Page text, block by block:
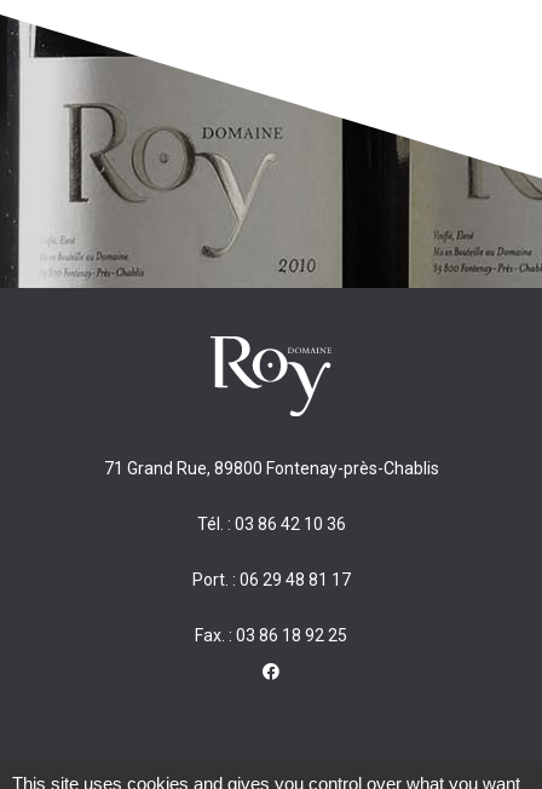
71 Grand Rue, 89800 Fontenay-près-Chablis
Tél. : 03 86 42 10 36
Port. : 06 29 48 81 17
Fax. : 03 86 18 92 25
L'abus d'alcool est dangereux pour la santé, à consommer avec
This site uses cookies and gives you control over what you want